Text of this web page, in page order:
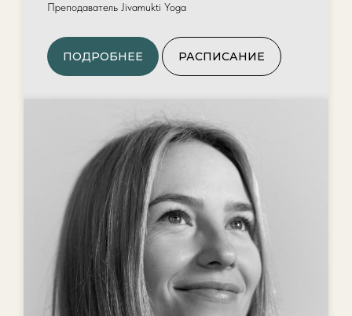
Преподаватель Jivamukti Yoga
ПОДРОБНЕЕ РАСПИСАНИЕ